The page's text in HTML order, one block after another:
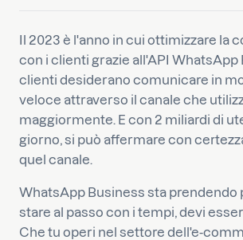
Il 2023 è l'anno in cui ottimizzare la
con i clienti grazie all'API WhatsApp
clienti desiderano comunicare in
veloce attraverso il canale che
maggiormente. E con 2 miliardi di
giorno, si può affermare con
quel canale.
WhatsApp Business sta prendendo
stare al passo con i tempi, devi
Che tu operi nel settore dell'e-